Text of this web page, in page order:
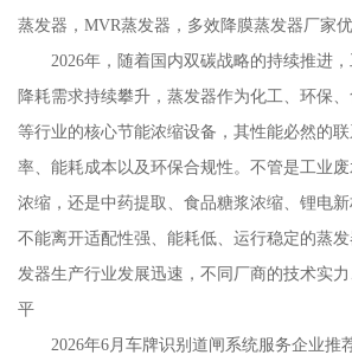
蒸发器，MVR蒸发器，多效降膜蒸发器厂家优
2026年，随着国内双碳战略的持续推进，
降耗需求持续攀升，蒸发器作为化工、环保
等行业的核心节能浓缩设备，其性能必然的
率、能耗成本以及环保合规性。不管是工业
浓缩，还是中药提取、食品糖浆浓缩、锂电新
不能离开适配性强、能耗低、运行稳定的蒸
发器生产行业发展迅速，不同厂商的技术实
平
2026年6月车牌识别道闸系统服务企业推